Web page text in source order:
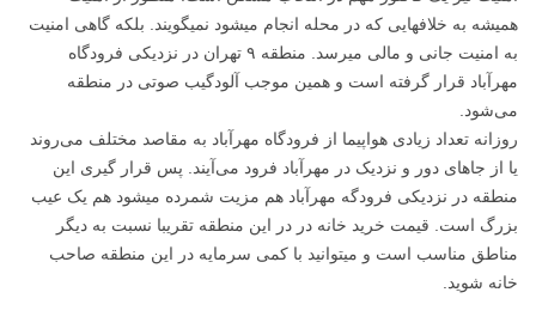
همیشه به خلافهایی که در محله انجام میشود نمیگویند. بلکه گاهی امنیت
به امنیت جانی و مالی میرسد. منطقه ۹ تهران در نزدیکی فرودگاه
مهرآباد قرار گرفته است و همین موجب آلودگیب صوتی در منطقه
می‌شود.
روزانه تعداد زیادی هواپیما از فرودگاه مهرآباد به مقاصد مختلف می‌روند
یا از جاهای دور و نزدیک در مهرآباد فرود می‌آیند. پس قرار گیری این
منطقه در نزدیکی فرودگه مهرآباد هم مزیت شمرده میشود هم یک عیب
بزرگ است. قیمت خرید خانه در در این منطقه تقریبا نسبت به دیگر
مناطق مناسب است و میتوانید با کمی سرمایه در این منطقه صاحب
خانه شوید.